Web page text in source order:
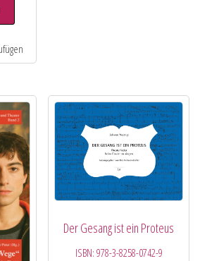
Der Gesang ist ein Proteus
ISBN: 978-3-8258-0742-9